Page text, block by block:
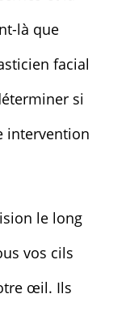
là que
facial
si
intervention
le long
vos cils
œil. Ils